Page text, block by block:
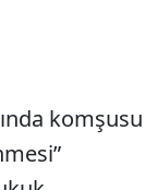
Sesi Aç
komşusu